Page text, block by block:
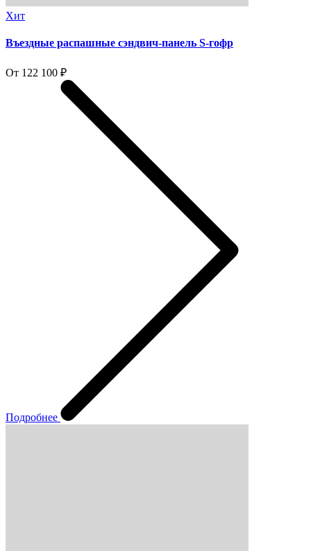
Хит
Въездные распашные сэндвич-панель S-гофр
От 122 100 ₽
Подробнее